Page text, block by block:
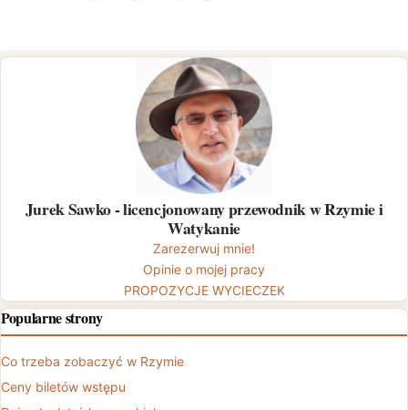
Jurek Sawko - licencjonowany przewodnik w Rzymie i
Watykanie
Zarezerwuj mnie!
Opinie o mojej pracy
PROPOZYCJE WYCIECZEK
Popularne strony
Co trzeba zobaczyć w Rzymie
Ceny biletów wstępu